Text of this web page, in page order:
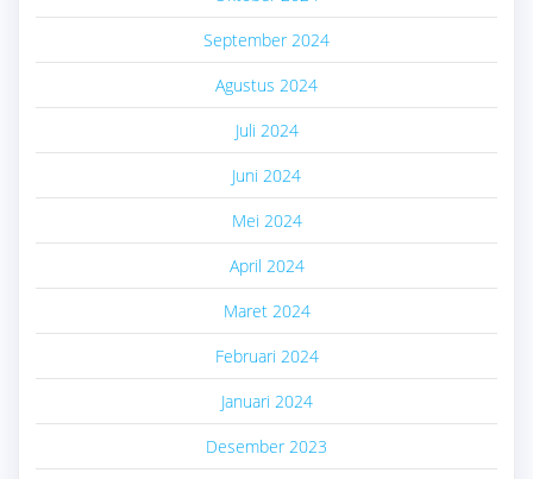
September 2024
Agustus 2024
Juli 2024
Juni 2024
Mei 2024
April 2024
Maret 2024
Februari 2024
Januari 2024
Desember 2023